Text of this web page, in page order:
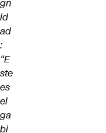
gn
id
ad
:
“E
ste
es
el
ga
bi